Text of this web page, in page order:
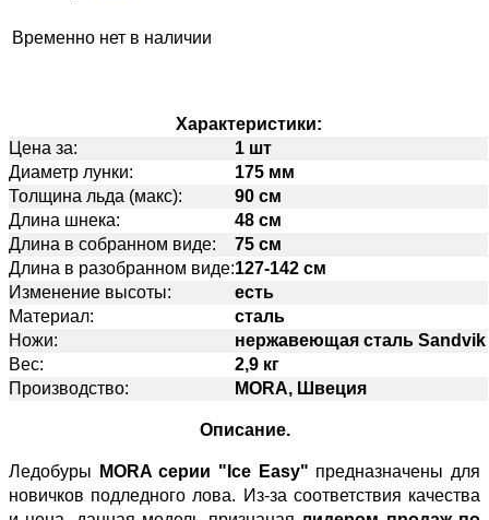
Временно нет в наличии
Характеристики:
Цена за:
1 шт
Диаметр лунки:
175 мм
Толщина льда (макс):
90 см
Длина шнека:
48 см
Длина в собранном виде:
75 см
Длина в разобранном виде:127-142 см
Изменение высоты:
есть
Материал:
сталь
Ножи:
нержавеющая сталь Sandvik
Вес:
2,9 кг
Производство:
MORA, Швеция
Описание.
Ледобуры MORA серии "Ice Easy" предназначены для
новичков подледного лова. Из-за соответствия качества